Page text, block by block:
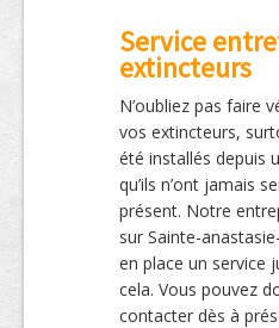
Service
extincteurs
N’oubliez pas faire
vos extincteurs,
été installés depuis
qu’ils n’ont jamais
présent. Notre
sur Sainte-
en place un service
cela. Vous pouvez
contacter dès à